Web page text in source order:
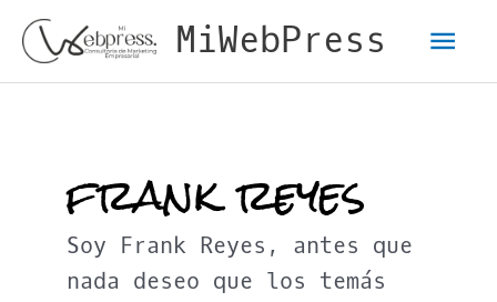
contenido
MiWebPress
frank reyes
Soy Frank Reyes, antes que
nada deseo que los temás